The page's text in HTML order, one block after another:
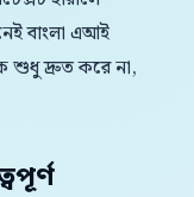
বাংলা এআই
দ্রুত করে না,